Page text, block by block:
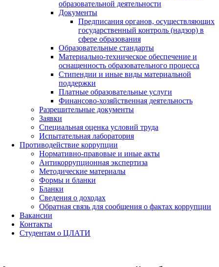
образовательной деятельности
Документы
Предписания органов, осуществляющих
государственный контроль (надзор) в
сфере образования
Образовательные стандарты
Материально-техническое обеспечение и
оснащенность образовательного процесса
Стипендии и иные виды материальной
поддержки
Платные образовательные услуги
Финансово-хозяйственная деятельность
Разрешительные документы
Заявки
Специальная оценка условий труда
Испытательная лаборатория
Противодействие коррупции
Нормативно-правовые и иные акты
Антикоррупционная экспертиза
Методические материалы
Формы и бланки
Бланки
Сведения о доходах
Обратная связь для сообщения о фактах коррупции
Вакансии
Контакты
Студентам о ЦЛАТИ